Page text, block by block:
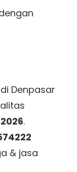
Denpasar
.
& jasa